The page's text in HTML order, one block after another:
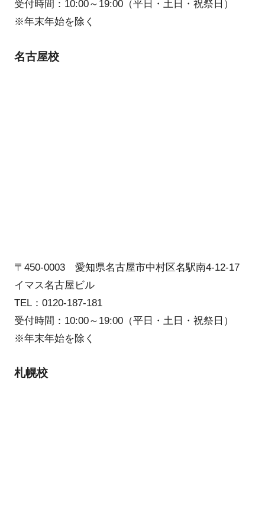
受付時間：10:00～19:00（平日・土日・祝祭日）
※年末年始を除く
名古屋校
〒450-0003 愛知県名古屋市中村区名駅南4-12-17
イマス名古屋ビル
TEL：0120-187-181
受付時間：10:00～19:00（平日・土日・祝祭日）
※年末年始を除く
札幌校